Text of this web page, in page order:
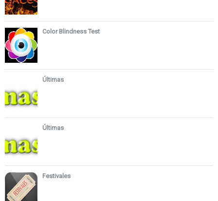
Color Blindness Test
Últimas
Últimas
Festivales